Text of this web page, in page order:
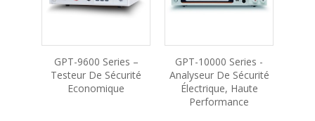
GPT-9600 Series –
Testeur De Sécurité
Economique
GPT-10000 Series -
Analyseur De Sécurité
Électrique, Haute
Performance